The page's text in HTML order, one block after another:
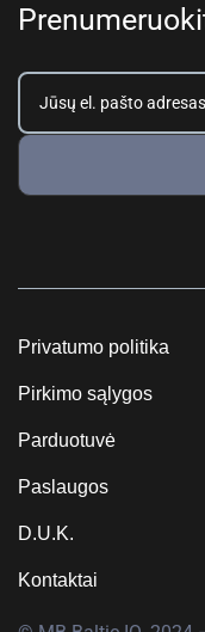
Privatumo politika
Pirkimo sąlygos
Parduotuvė
Paslaugos
D.U.K.
Kontaktai